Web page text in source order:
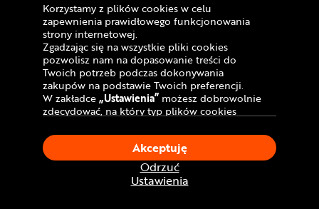
Gwarancje producentów
Regulamin sklepu
Regulamin programu lojalnościowego
Regulamin kart podarunkowych
Regulaminy akcji promocyjnych
Akt o Usługach Cyfrowych (DSA)
Dostępność cyfrowa
Centrum Rowerowe
Korzystamy z plików cookies w celu
zapewnienia prawidłowego funkcjonowania
strony internetowej.
Zgadzając się na wszystkie pliki cookies
pozwolisz nam na dopasowanie treści do
Twoich potrzeb podczas dokonywania
zakupów na podstawie Twoich preferencji.
W zakładce„Ustawienia” możesz dobrowolnie
zdecydować, na który typ plików cookies
Klikając„Akceptuję”, wyrażasz zgodę na
stosowanie ciasteczek zgodnie z ustawieniami
Twojej przeglądarki.
W dowolnym momencie, możesz dokonać
zmiany swojego wyboru klikając opcję
Ustawienia
Odrzuć
Akceptuję